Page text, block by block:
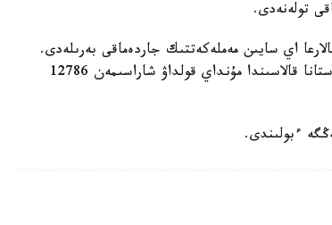
اي سايىن مەملەكەتتىك جاردەماقى بەرىلەدى.
بيىل ونىڭ مولشەرى 81871 تەڭگەنى قۇرايدى. قازىرگى ۋاقىتتا استانا قالاسىندا مۇنداي قولداۋ شاراسىمەن 12786